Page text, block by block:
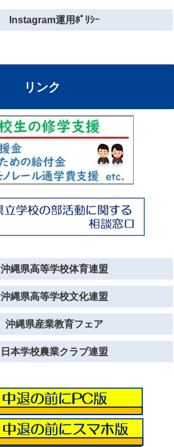
Instagram運用ﾎﾟﾘｼｰ
リンク
沖縄県高等学校体育連盟
沖縄県高等学校文化連盟
沖縄県産業教育フェア
日本学校農業クラブ連盟